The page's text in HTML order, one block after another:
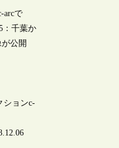
arcで
：千葉か
公開
ションc-